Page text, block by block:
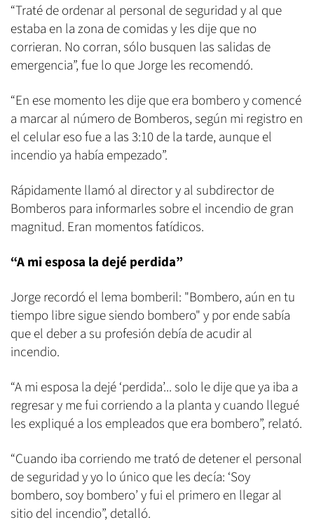
“Traté de ordenar al personal de seguridad y al que
estaba en la zona de comidas y les dije que no
corrieran. No corran, sólo busquen las salidas de
emergencia”, fue lo que Jorge les recomendó.
“En ese momento les dije que era bombero y comencé
a marcar al número de Bomberos, según mi registro en
el celular eso fue a las 3:10 de la tarde, aunque el
incendio ya había empezado”.
Rápidamente llamó al director y al subdirector de
Bomberos para informarles sobre el incendio de gran
magnitud. Eran momentos fatídicos.
“A mi esposa la dejé perdida”
Jorge recordó el lema bomberil: "Bombero, aún en tu
tiempo libre sigue siendo bombero" y por ende sabía
que el deber a su profesión debía de acudir al
incendio.
“A mi esposa la dejé ‘perdida’... solo le dije que ya iba a
regresar y me fui corriendo a la planta y cuando llegué
les expliqué a los empleados que era bombero”, relató.
“Cuando iba corriendo me trató de detener el personal
de seguridad y yo lo único que les decía: ‘Soy
bombero, soy bombero’ y fui el primero en llegar al
sitio del incendio”, detalló.